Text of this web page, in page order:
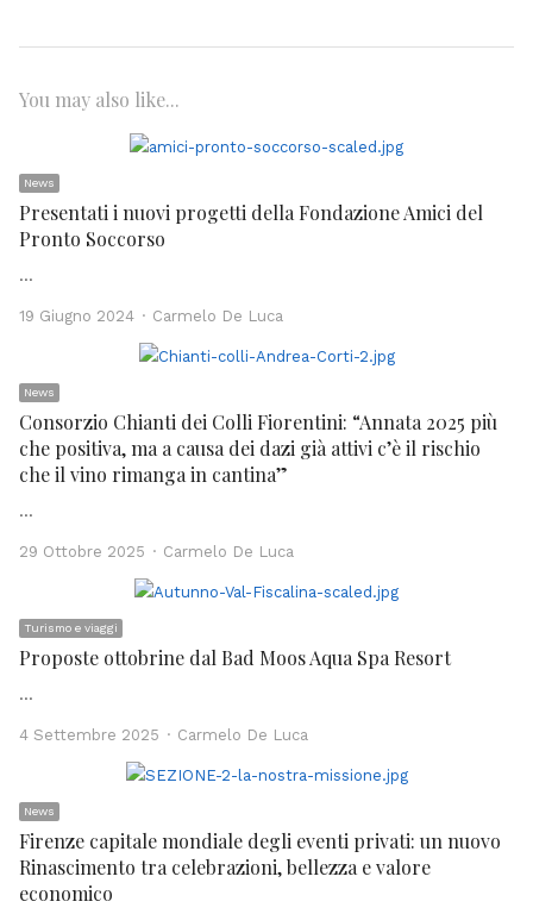
You may also like...
News
Presentati i nuovi progetti della Fondazione Amici del
Pronto Soccorso
…
19 Giugno 2024 Author
Carmelo De Luca
News
Consorzio Chianti dei Colli Fiorentini: “Annata 2025 più
che positiva, ma a causa dei dazi già attivi c’è il rischio
che il vino rimanga in cantina”
…
29 Ottobre 2025 Author
Carmelo De Luca
Turismo e viaggi
Proposte ottobrine dal Bad Moos Aqua Spa Resort
…
4 Settembre 2025 Author
Carmelo De Luca
News
Firenze capitale mondiale degli eventi privati: un nuovo
Rinascimento tra celebrazioni, bellezza e valore
economico